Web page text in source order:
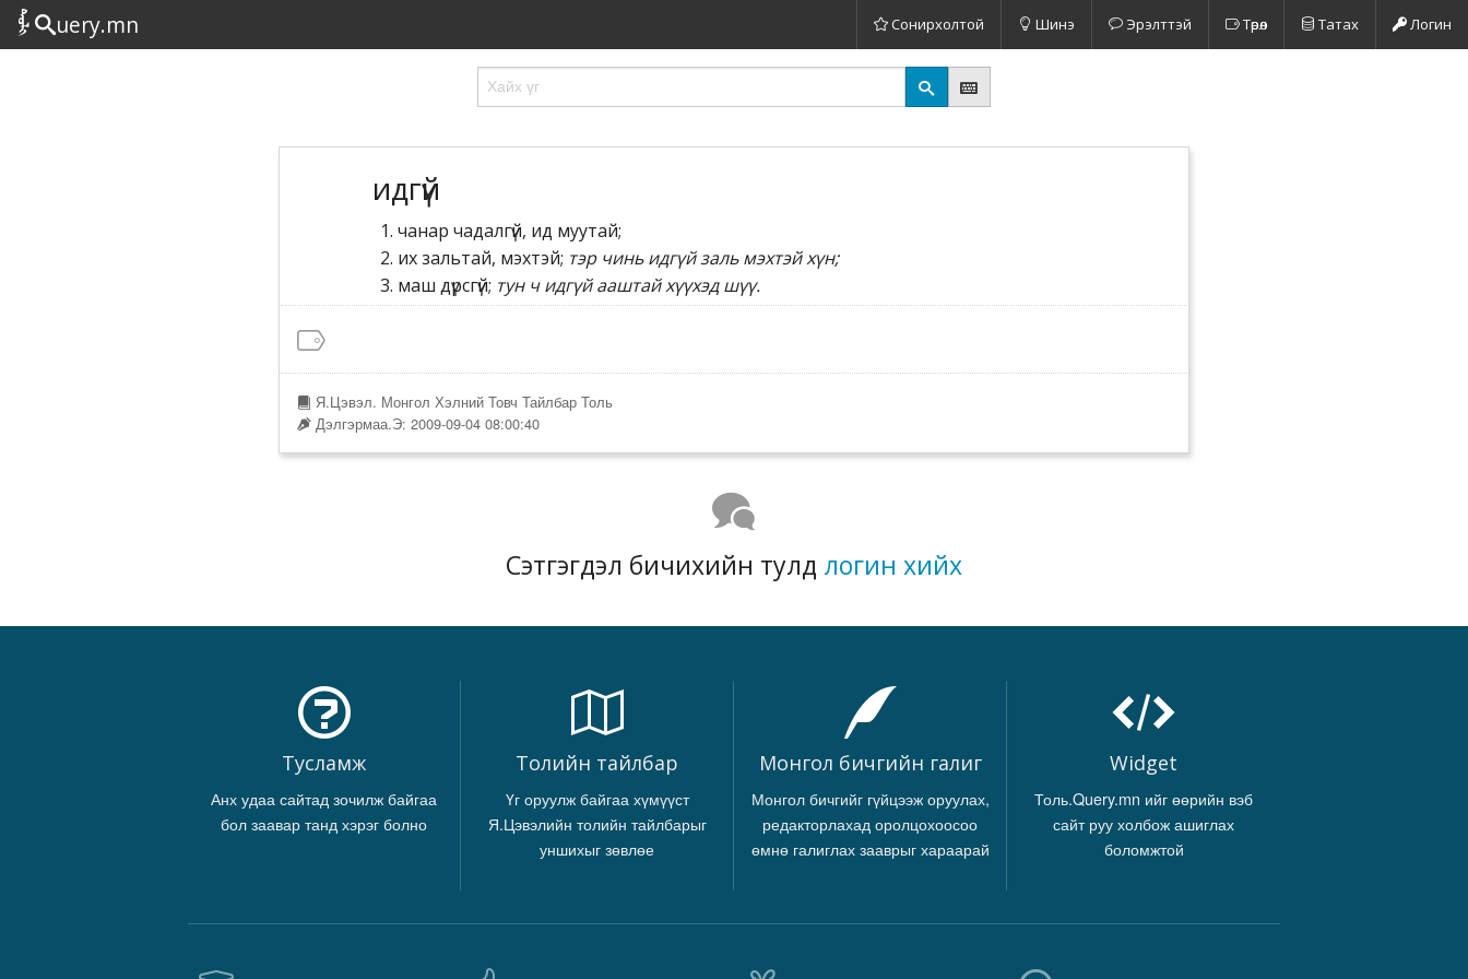
uery.mn Сонирхолтой Шинэ Эрэлттэй Төрөл Татах Логин
идгүй
чанар чадалгүй, ид муутай;
их зальтай, мэхтэй; тэр чинь идгүй заль мэхтэй хүн;
маш дүрсгүй; тун ч идгүй ааштай хүүхэд шүү.
Я.Цэвэл. Монгол Хэлний Товч Тайлбар Толь
Дэлгэрмаа.Э: 2009-09-04 08:00:40
Сэтгэгдэл бичихийн тулд логин хийх
Тусламж
Анх удаа сайтад зочилж байгаа
бол заавар танд хэрэг болно
Толийн тайлбар
Үг оруулж байгаа хүмүүст
Я.Цэвэлийн толийн тайлбарыг
уншихыг зөвлөе
Монгол бичгийн галиг
Монгол бичгийг гүйцээж оруулах,
редакторлахад оролцохоосоо
өмнө галиглах зааврыг хараарай
Widget
Толь.Query.mn ийг өөрийн вэб
сайт руу холбож ашиглах
боломжтой